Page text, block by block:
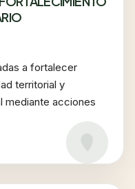
a fortalecer
territorial y
mediante acciones